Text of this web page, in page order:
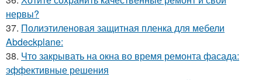
нервы?
37. Полиэтиленовая защитная пленка для мебели
Abdeckplane:
38. Что закрывать на окна во время ремонта фасада:
эффективные решения